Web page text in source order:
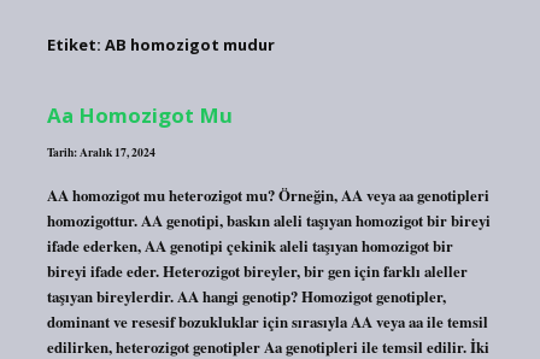
Etiket: AB homozigot mudur
Aa Homozigot Mu
Tarih: Aralık 17, 2024
AA homozigot mu heterozigot mu? Örneğin, AA veya aa genotipleri
homozigottur. AA genotipi, baskın aleli taşıyan homozigot bir bireyi
ifade ederken, AA genotipi çekinik aleli taşıyan homozigot bir
bireyi ifade eder. Heterozigot bireyler, bir gen için farklı aleller
taşıyan bireylerdir. AA hangi genotip? Homozigot genotipler,
dominant ve resesif bozukluklar için sırasıyla AA veya aa ile temsil
edilirken, heterozigot genotipler Aa genotipleri ile temsil edilir. İki